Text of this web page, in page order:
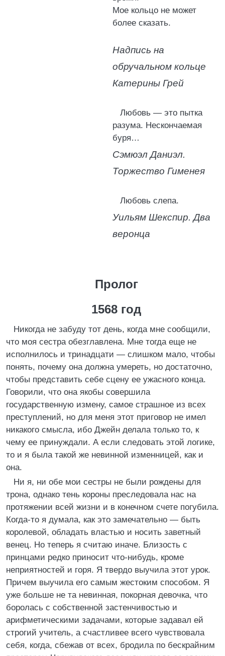
Мое кольцо не может
более сказать.
Надпись на
обручальном кольце
Катерины Грей
Любовь — это пытка
разума. Нескончаемая
буря…
Сэмюэл Даниэл.
Торжество Гименея
Любовь слепа.
Уильям Шекспир. Два
веронца
Пролог
1568 год
Никогда не забуду тот день, когда мне сообщили,
что моя сестра обезглавлена. Мне тогда еще не
исполнилось и тринадцати — слишком мало, чтобы
понять, почему она должна умереть, но достаточно,
чтобы представить себе сцену ее ужасного конца.
Говорили, что она якобы совершила
государственную измену, самое страшное из всех
преступлений, но для меня этот приговор не имел
никакого смысла, ибо Джейн делала только то, к
чему ее принуждали. А если следовать этой логике,
то и я была такой же невинной изменницей, как и
она.
Ни я, ни обе мои сестры не были рождены для
трона, однако тень короны преследовала нас на
протяжении всей жизни и в конечном счете погубила.
Когда-то я думала, как это замечательно — быть
королевой, обладать властью и носить заветный
венец. Но теперь я считаю иначе. Близость с
принцами редко приносит что-нибудь, кроме
неприятностей и горя. Я твердо выучила этот урок.
Причем выучила его самым жестоким способом. Я
уже больше не та невинная, покорная девочка, что
боролась с собственной застенчивостью и
арифметическими задачами, которые задавал ей
строгий учитель, а счастливее всего чувствовала
себя, когда, сбежав от всех, бродила по бескрайним